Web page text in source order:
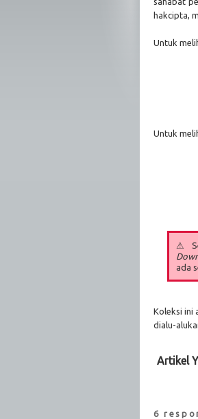
hakcipta,
Untuk
Untuk
⚠
ada
Koleksi ini
dialu-
Artikel
6